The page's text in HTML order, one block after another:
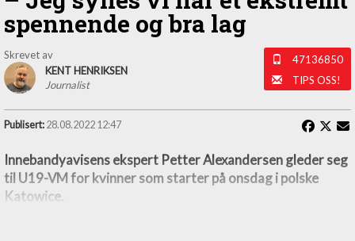
spennende og bra lag
Skrevet av
KENT HENRIKSEN
Journalist
47136850
TIPS OSS!
Publisert: 28.08.2022 12:47
Innebandyavisens ekspert Petter Alexandersen gleder seg
til U19-VM for kvinner som starter på onsdag i polske
Katowice.